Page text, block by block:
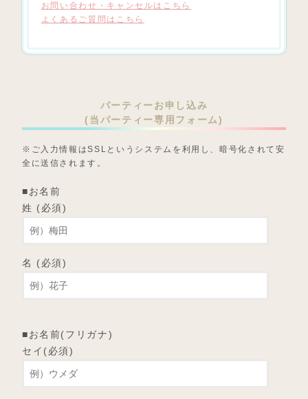
お問い合わせ・キャンセルはこちら
よくあるご質問はこちら
パーティーお申し込み
(当パーティー専用フォーム)
※ご入力情報はSSLというシステムを利用し、暗号化されて安
全に送信されます。
■お名前
姓 (必須)
名 (必須)
■お名前(フリガナ)
セイ(必須)